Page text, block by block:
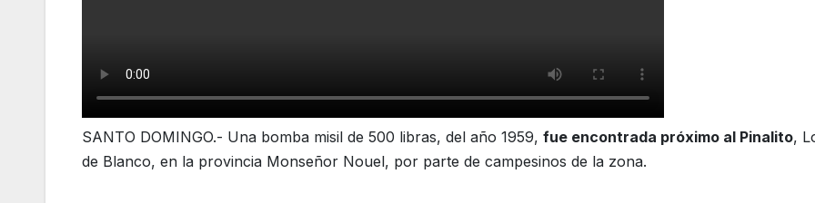
SANTO DOMINGO.- Una bomba misil de 500 libras, del año 1959, fue encontrada próximo al Pinalito,
de Blanco, en la provincia Monseñor Nouel, por parte de campesinos de la zona.